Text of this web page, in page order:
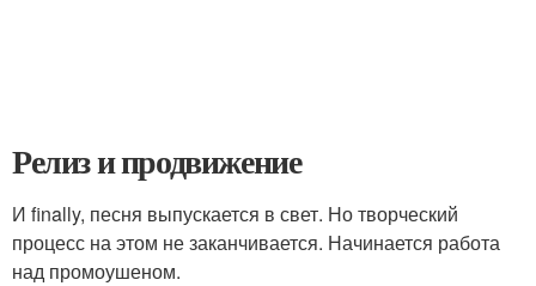
Релиз и продвижение
И finally, песня выпускается в свет. Но творческий
процесс на этом не заканчивается. Начинается работа
над промоушеном.